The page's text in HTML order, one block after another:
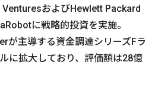
およびHewlett Packard
に戦略的投資を実施。
が主導する資金調達シリーズFラ
に拡大しており、評価額は28億